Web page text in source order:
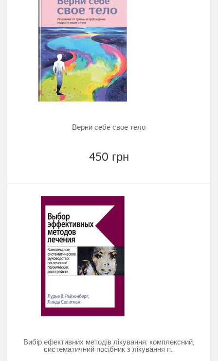
Верни себе свое тело
450 грн
Вибір ефективних методів лікування: комплексний,
систематичний посібник з лікування п..